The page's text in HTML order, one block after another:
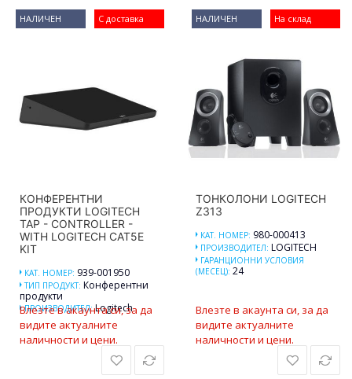
С доставка
НАЛИЧЕН
КОНФЕРЕНТНИ
ПРОДУКТИ LOGITECH
TAP - CONTROLLER -
WITH LOGITECH CAT5E
KIT
КАТ. НОМЕР: 939-001950
ТИП ПРОДУКТ: Конферентни
продукти
ПРОИЗВОДИТЕЛ:Logitech
Влезте в акаунта си, за да
видите актуалните
наличности и цени.
На склад
НАЛИЧЕН
ТОНКОЛОНИ LOGITECH
Z313
КАТ. НОМЕР: 980-000413
ПРОИЗВОДИТЕЛ: LOGITECH
ГАРАНЦИОННИ УСЛОВИЯ
(МЕСЕЦ): 24
Влезте в акаунта си, за да
видите актуалните
наличности и цени.